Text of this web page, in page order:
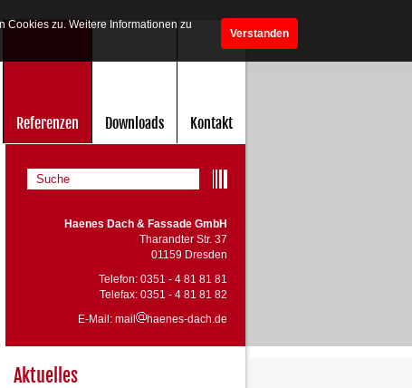
Verstanden
Cookies zu. Weitere Informationen zu
Referenzen Downloads Kontakt
Haenes Dach & Fassade GmbH
Tharandter Str. 37
01159 Dresden
Telefon: 0351 - 4 81 81 81
Telefax: 0351 - 4 81 81 82
E-Mail: mail
haenes-dach.de
Aktuelles